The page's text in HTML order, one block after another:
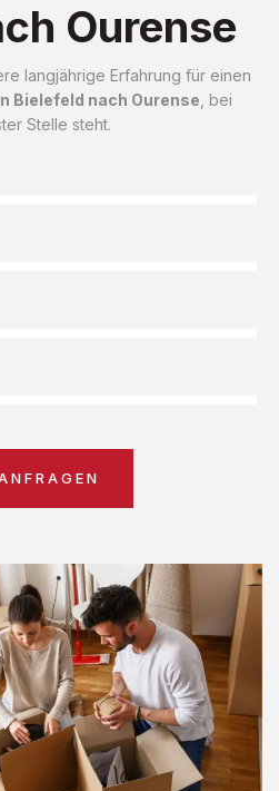
Ourense
langjährige Erfahrung für einen
Bielefeld nach Ourense , bei
Stelle steht.